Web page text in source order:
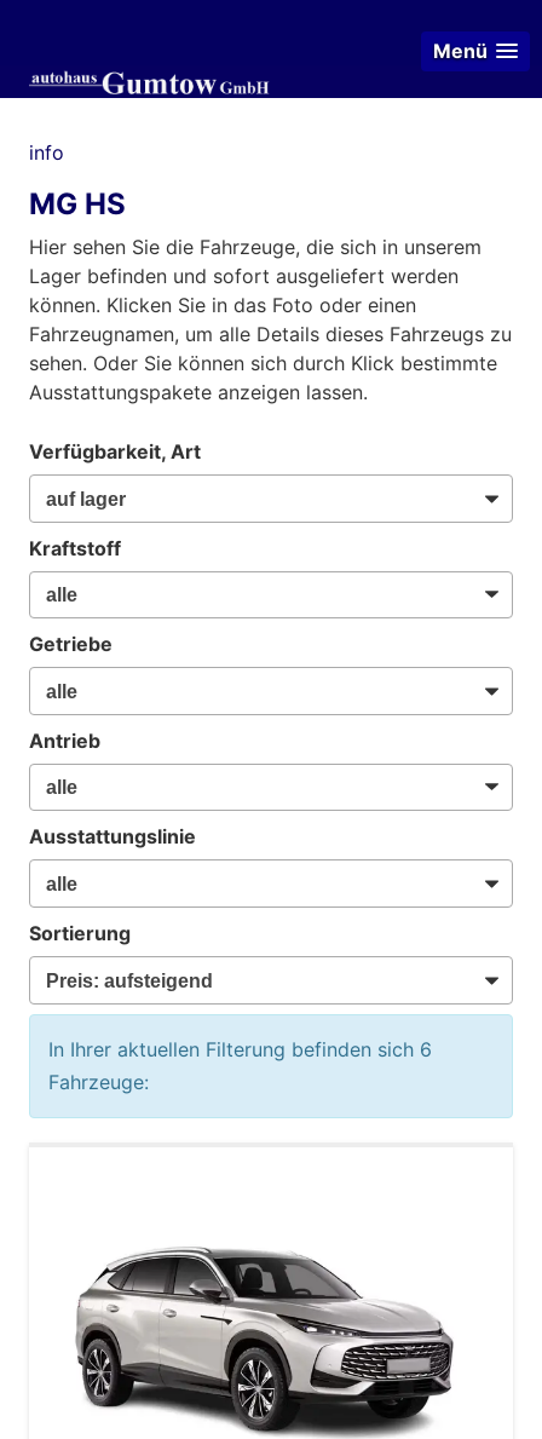
Menü
info
MG HS
Hier sehen Sie die Fahrzeuge, die sich in unserem
Lager befinden und sofort ausgeliefert werden
können. Klicken Sie in das Foto oder einen
Fahrzeugnamen, um alle Details dieses Fahrzeugs zu
sehen. Oder Sie können sich durch Klick bestimmte
Ausstattungspakete anzeigen lassen.
Verfügbarkeit, Art
Kraftstoff
Getriebe
Antrieb
Ausstattungslinie
Sortierung
In Ihrer aktuellen Filterung befinden sich 6
Fahrzeuge: